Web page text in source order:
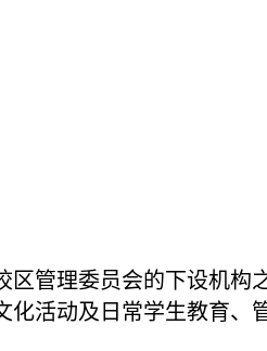
管理委员会的下设机构
活动及日常学生教育、